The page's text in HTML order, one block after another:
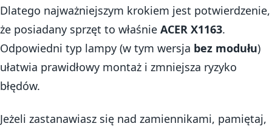
Dlatego najważniejszym krokiem jest potwierdzenie,
że posiadany sprzęt to właśnie ACER X1163.
Odpowiedni typ lampy (w tym wersja bez modułu)
ułatwia prawidłowy montaż i zmniejsza ryzyko
błędów.
Jeżeli zastanawiasz się nad zamiennikami, pamiętaj,